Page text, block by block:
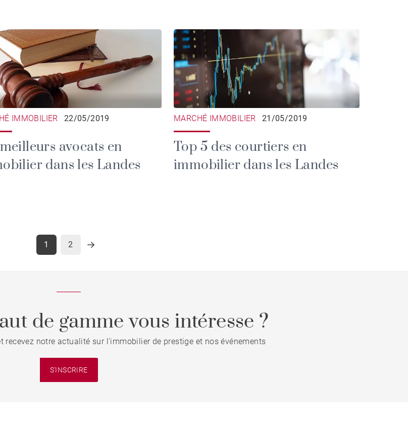
IMMOBILIER 22/05/2019
avocats en
dans les Landes
MARCHÉ IMMOBILIER 21/05/2019
Top 5 des courtiers en
immobilier dans les Landes
1 2
de gamme vous intéresse ?
recevez notre actualité sur l'immobilier de prestige et nos événements
S'INSCRIRE